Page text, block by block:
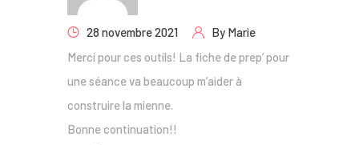
28 novembre 2021 By Marie
Merci pour ces outils! La fiche de prep’ pour
une séance va beaucoup m’aider à
construire la mienne.
Bonne continuation!!